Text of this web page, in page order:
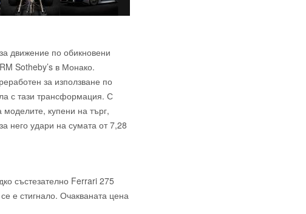
движение по обикновени
Sotheby’s в Монако.
за използване по
с тази трансформация. С
купени на търг,
него удари на сумата от 7,28
състезателно Ferrari 275
е стигнало. Очакваната цена